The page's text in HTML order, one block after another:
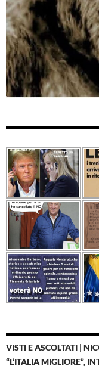
VISTI E ASCOLTATI |
“L’ITALIA MIGLIORE”,